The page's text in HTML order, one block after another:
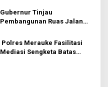
Gubernur Tinjau
Pembangunan Ruas Jalan
Rawa Sari
Polres Merauke Fasilitasi
Mediasi Sengketa Batas